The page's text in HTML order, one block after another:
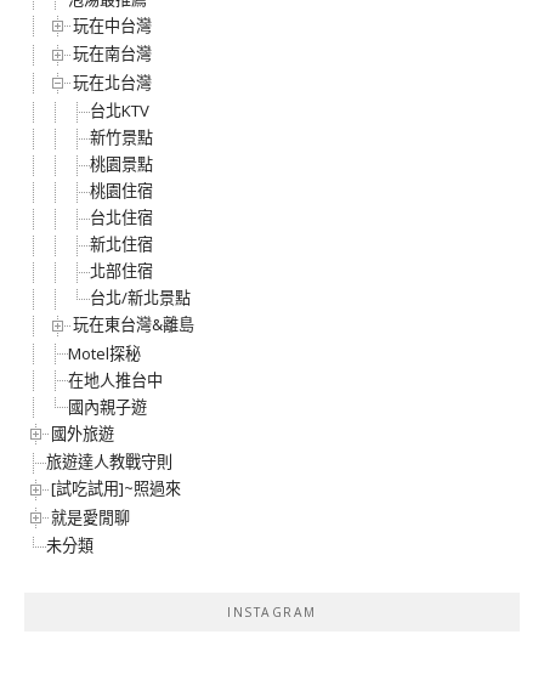
玩在中台灣
玩在南台灣
玩在北台灣
台北KTV
新竹景點
桃園景點
桃園住宿
台北住宿
新北住宿
北部住宿
台北/新北景點
玩在東台灣&離島
Motel探秘
在地人推台中
國內親子遊
國外旅遊
旅遊達人教戰守則
[試吃試用]~照過來
就是愛閒聊
未分類
INSTAGRAM